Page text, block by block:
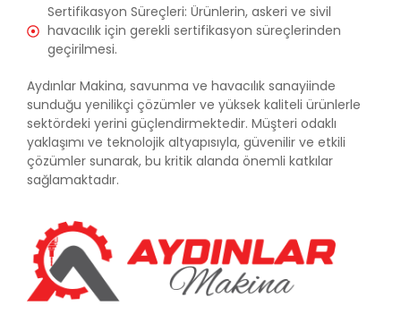
Sertifikasyon Süreçleri: Ürünlerin, askeri ve sivil
havacılık için gerekli sertifikasyon süreçlerinden
geçirilmesi.
Aydınlar Makina, savunma ve havacılık sanayiinde
sunduğu yenilikçi çözümler ve yüksek kaliteli ürünlerle
sektördeki yerini güçlendirmektedir. Müşteri odaklı
yaklaşımı ve teknolojik altyapısıyla, güvenilir ve etkili
çözümler sunarak, bu kritik alanda önemli katkılar
sağlamaktadır.